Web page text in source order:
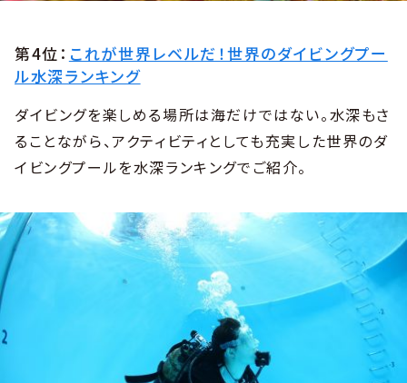
第4位： これが世界レベルだ！世界のダイビングプー
ル水深ランキング
ダイビングを楽しめる場所は海だけではない。水深もさ
ることながら、アクティビティとしても充実した世界のダ
イビングプールを水深ランキングでご紹介。